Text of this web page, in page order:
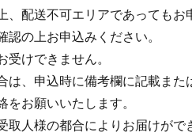
、配送不可エリアであってもお
認の上お申込みください。
受けできません。
は、申込時に備考欄に記載また
をお願いいたします。
取人様の都合によりお届けがで